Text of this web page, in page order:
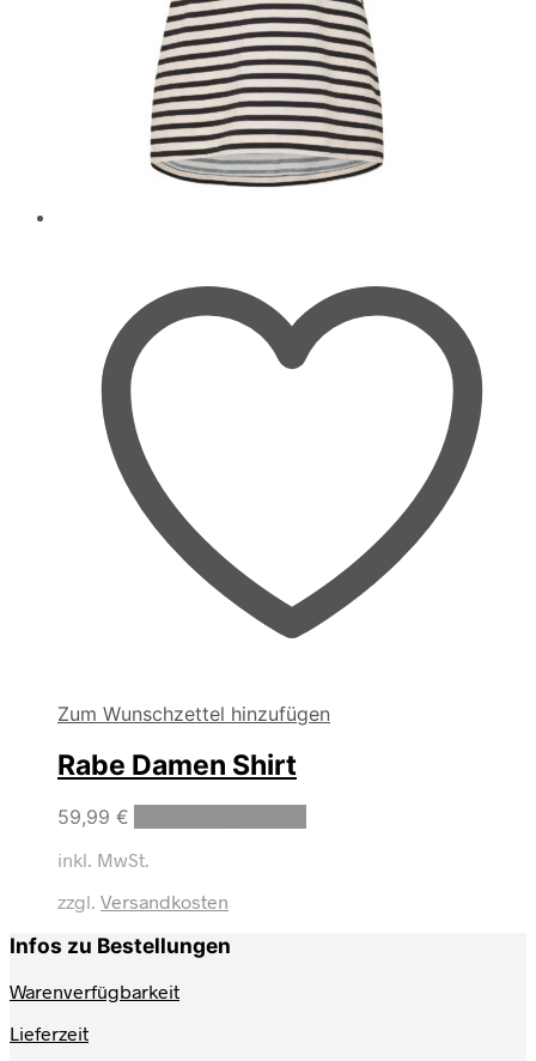
Zum Wunschzettel hinzufügen
Rabe Damen Shirt
59,99 €
inkl. MwSt.
zzgl. Versandkosten
Infos zu Bestellungen
Warenverfügbarkeit
Lieferzeit